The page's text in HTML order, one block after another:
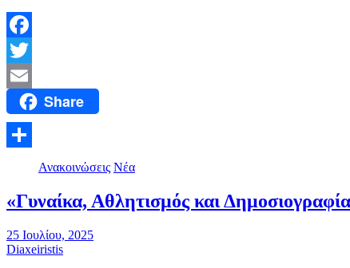
Facebook
Twitter
Email Share
Μοιραστείτε
Ανακοινώσεις Νέα
«Γυναίκα, Αθλητισμός και
25 Ιουλίου, 2025
Diaxeiristis